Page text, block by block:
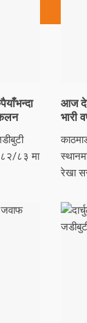
८३ मा
आज
भारी
रेखा